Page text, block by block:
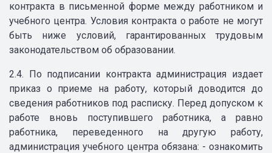
контракта в письменной форме между работником и
учебного центра. Условия контракта о работе не могут
быть ниже условий, гарантированных трудовым
законодательством об образовании.
2.4. По подписании контракта администрация издает
приказ о приеме на работу, который доводится до
сведения работников под расписку. Перед допуском к
работе вновь поступившего работника, а равно
работника, переведенного на другую работу,
администрация учебного центра обязана: - ознакомить